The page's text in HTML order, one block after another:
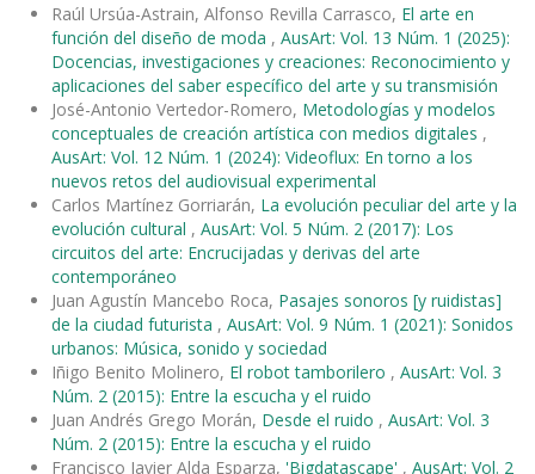
Raúl Ursúa-Astrain, Alfonso Revilla Carrasco, El arte en
función del diseño de moda , AusArt: Vol. 13 Núm. 1 (2025):
Docencias, investigaciones y creaciones: Reconocimiento y
aplicaciones del saber específico del arte y su transmisión
José-Antonio Vertedor-Romero, Metodologías y modelos
conceptuales de creación artística con medios digitales ,
AusArt: Vol. 12 Núm. 1 (2024): Videoflux: En torno a los
nuevos retos del audiovisual experimental
Carlos Martínez Gorriarán, La evolución peculiar del arte y la
evolución cultural , AusArt: Vol. 5 Núm. 2 (2017): Los
circuitos del arte: Encrucijadas y derivas del arte
contemporáneo
Juan Agustín Mancebo Roca, Pasajes sonoros [y ruidistas]
de la ciudad futurista , AusArt: Vol. 9 Núm. 1 (2021): Sonidos
urbanos: Música, sonido y sociedad
Iñigo Benito Molinero, El robot tamborilero , AusArt: Vol. 3
Núm. 2 (2015): Entre la escucha y el ruido
Juan Andrés Grego Morán, Desde el ruido , AusArt: Vol. 3
Núm. 2 (2015): Entre la escucha y el ruido
Francisco Javier Alda Esparza, 'Bigdatascape' , AusArt: Vol. 2